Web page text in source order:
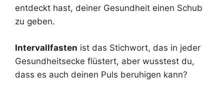
entdeckt hast, deiner Gesundheit einen Schub
zu geben.
Intervallfasten ist das Stichwort, das in jeder
Gesundheitsecke flüstert, aber wusstest du,
dass es auch deinen Puls beruhigen kann?